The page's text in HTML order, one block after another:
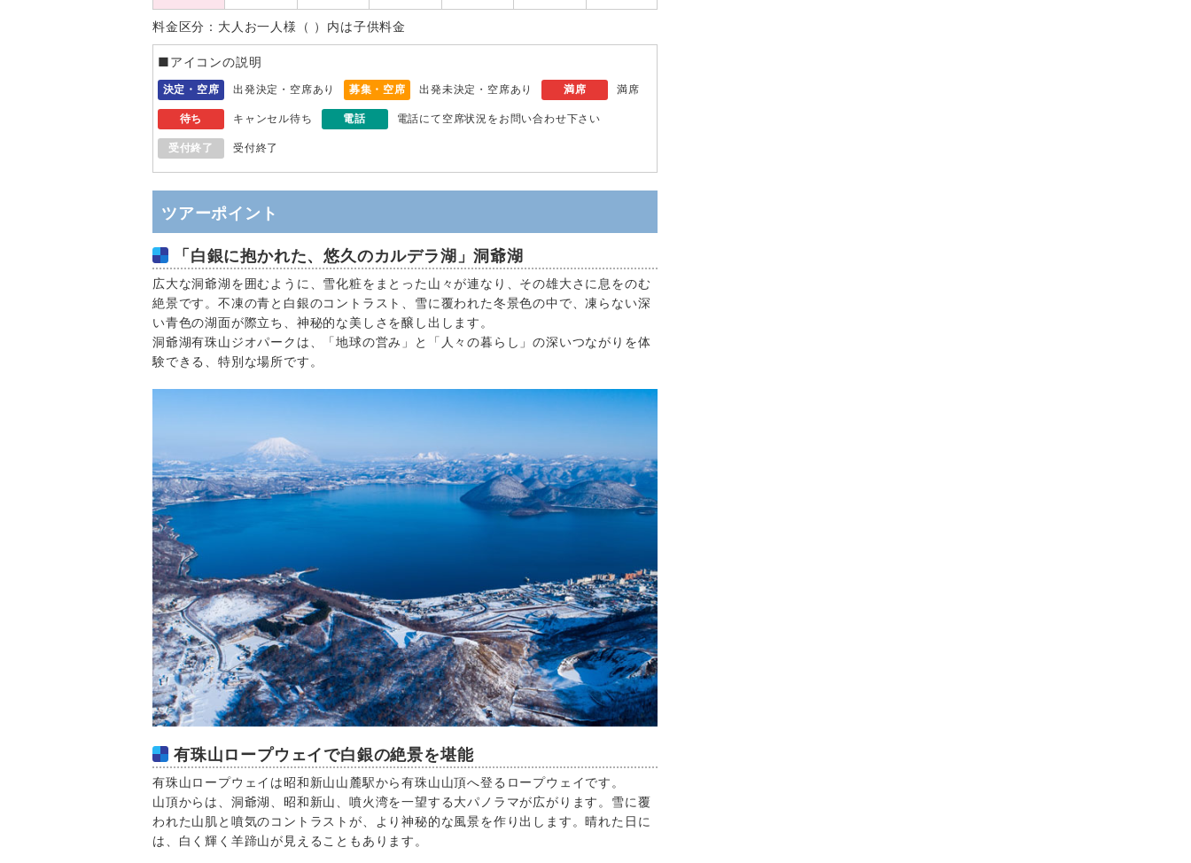
料金区分：大人お一人様（ ）内は子供料金
■アイコンの説明
決定・空席 出発決定・空席あり 募集・空席 出発未決定・空席あり 満席 満席
待ち キャンセル待ち 電話 電話にて空席状況をお問い合わせ下さい
受付終了 受付終了
ツアーポイント
「白銀に抱かれた、悠久のカルデラ湖」洞爺湖
広大な洞爺湖を囲むように、雪化粧をまとった山々が連なり、その雄大さに息をのむ
絶景です。不凍の青と白銀のコントラスト、雪に覆われた冬景色の中で、凍らない深
い青色の湖面が際立ち、神秘的な美しさを醸し出します。
洞爺湖有珠山ジオパークは、「地球の営み」と「人々の暮らし」の深いつながりを体
験できる、特別な場所です。
有珠山ロープウェイで白銀の絶景を堪能
有珠山ロープウェイは昭和新山山麓駅から有珠山山頂へ登るロープウェイです。
山頂からは、洞爺湖、昭和新山、噴火湾を一望する大パノラマが広がります。雪に覆
われた山肌と噴気のコントラストが、より神秘的な風景を作り出します。晴れた日に
は、白く輝く羊蹄山が見えることもあります。